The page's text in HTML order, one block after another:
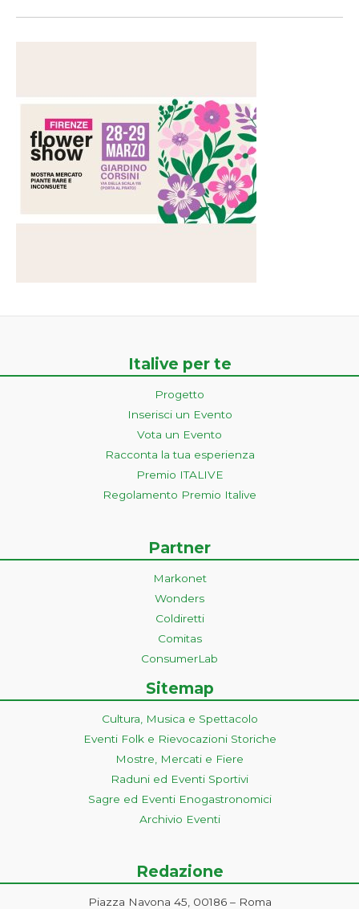
Italive per te
Progetto
Inserisci un Evento
Vota un Evento
Racconta la tua esperienza
Premio ITALIVE
Regolamento Premio Italive
Partner
Markonet
Wonders
Coldiretti
Comitas
ConsumerLab
Sitemap
Cultura, Musica e Spettacolo
Eventi Folk e Rievocazioni Storiche
Mostre, Mercati e Fiere
Raduni ed Eventi Sportivi
Sagre ed Eventi Enogastronomici
Archivio Eventi
Redazione
Piazza Navona 45, 00186 – Roma